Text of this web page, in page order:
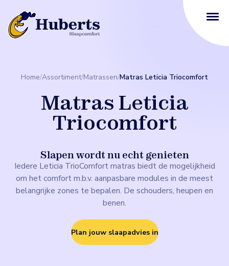
Home/Assortiment/Matrassen/Matras Leticia Triocomfort
Matras Leticia
Triocomfort
Slapen wordt nu echt genieten
Iedere Leticia TrioComfort matras biedt de mogelijkheid
om het comfort m.b.v. aanpasbare modules in de meest
belangrijke zones te bepalen. De schouders, heupen en
benen.
Plan jouw slaapadvies in